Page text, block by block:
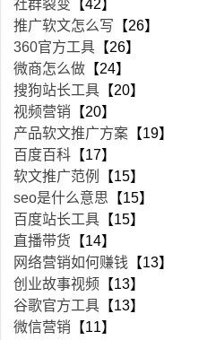
社群裂变 【42】
推广软文怎么写 【26】
360官方工具 【26】
微商怎么做 【24】
搜狗站长工具 【20】
视频营销 【20】
产品软文推广方案 【19】
百度百科 【17】
软文推广范例
【15】
seo是什么意思 【15】
百度站长工具 【15】
直播带货 【14】
网络营销如何赚钱 【13】
创业故事视频 【13】
谷歌官方工具 【13】
微信营销 【11】